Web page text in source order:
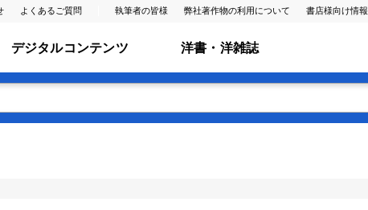
よくあるご質問 執筆者の皆様 弊社著作物の利用について 書店様向け情報
デジタルコンテンツ 洋書・洋雑誌